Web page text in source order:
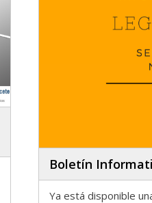
Boletín
Ya está disponible